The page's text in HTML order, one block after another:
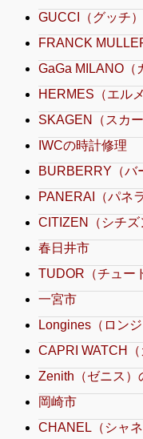
GUCCI（グッチ
FRANCK
GaGa MILANO（
HERMES（エル
SKAGEN（スカ
IWCの時計修理
BURBERRY（バ
PANERAI（パネ
CITIZEN（シチ
春日井市
TUDOR（チュー
一宮市
Longines（ロン
CAPRI WATCH
Zenith（ゼニス）
岡崎市
CHANEL（シャ